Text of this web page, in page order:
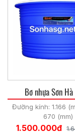
Bơ nhựa Sơn
Đường kính: 1.166
670 (mm)
1.500.000đ